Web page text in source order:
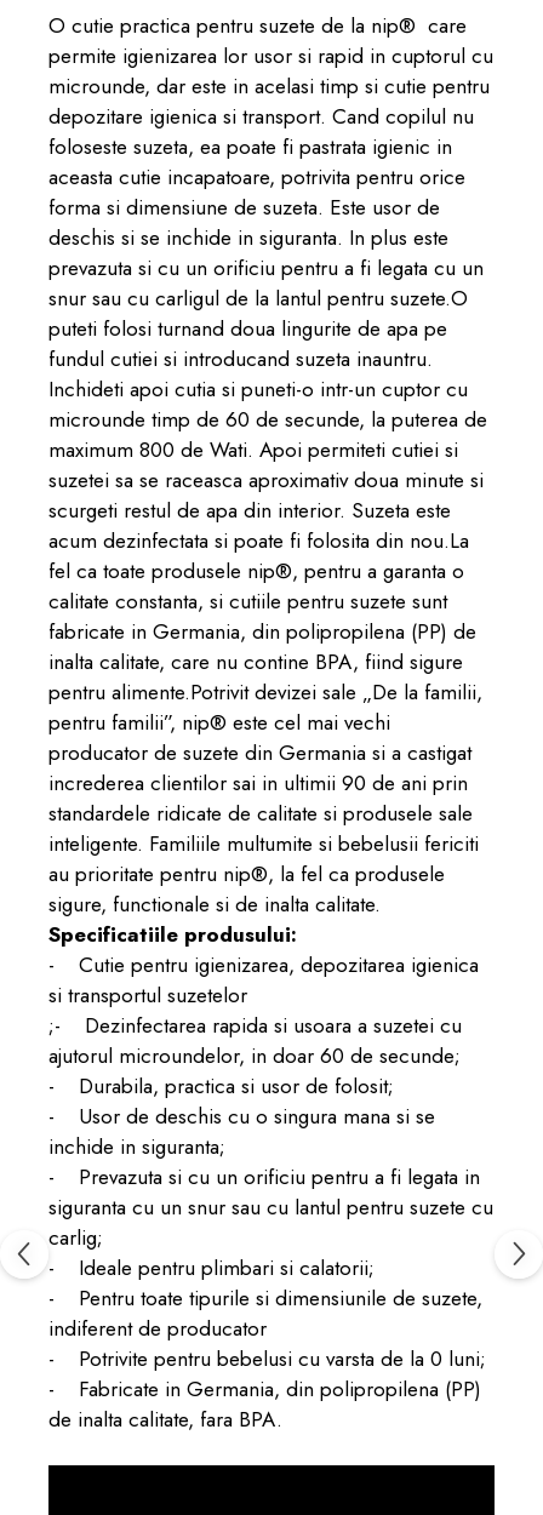
O cutie practica pentru suzete de la nip® care
permite igienizarea lor usor si rapid in cuptorul cu
microunde, dar este in acelasi timp si cutie pentru
depozitare igienica si transport. Cand copilul nu
foloseste suzeta, ea poate fi pastrata igienic in
aceasta cutie incapatoare, potrivita pentru orice
forma si dimensiune de suzeta. Este usor de
deschis si se inchide in siguranta. In plus este
prevazuta si cu un orificiu pentru a fi legata cu un
snur sau cu carligul de la lantul pentru suzete.O
puteti folosi turnand doua lingurite de apa pe
fundul cutiei si introducand suzeta inauntru.
Inchideti apoi cutia si puneti-o intr-un cuptor cu
microunde timp de 60 de secunde, la puterea de
maximum 800 de Wati. Apoi permiteti cutiei si
suzetei sa se raceasca aproximativ doua minute si
scurgeti restul de apa din interior. Suzeta este
acum dezinfectata si poate fi folosita din nou.La
fel ca toate produsele nip®, pentru a garanta o
calitate constanta, si cutiile pentru suzete sunt
fabricate in Germania, din polipropilena (PP) de
inalta calitate, care nu contine BPA, fiind sigure
pentru alimente.Potrivit devizei sale „De la familii,
pentru familii”, nip® este cel mai vechi
producator de suzete din Germania si a castigat
increderea clientilor sai in ultimii 90 de ani prin
standardele ridicate de calitate si produsele sale
inteligente. Familiile multumite si bebelusii fericiti
au prioritate pentru nip®, la fel ca produsele
sigure, functionale si de inalta calitate.
Specificatiile produsului:
- Cutie pentru igienizarea, depozitarea igienica
si transportul suzetelor
;- Dezinfectarea rapida si usoara a suzetei cu
ajutorul microundelor, in doar 60 de secunde;
- Durabila, practica si usor de folosit;
- Usor de deschis cu o singura mana si se
inchide in siguranta;
- Prevazuta si cu un orificiu pentru a fi legata in
siguranta cu un snur sau cu lantul pentru suzete cu
carlig;
- Ideale pentru plimbari si calatorii;
- Pentru toate tipurile si dimensiunile de suzete,
indiferent de producator
- Potrivite pentru bebelusi cu varsta de la 0 luni;
- Fabricate in Germania, din polipropilena (PP)
de inalta calitate, fara BPA.